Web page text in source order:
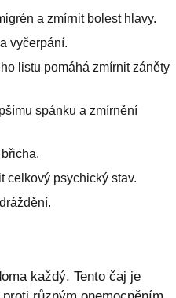
a zmírnit bolest hlavy.
vyčerpání.
listu pomáhá zmírnit záněty
spánku a zmírnění
celkový psychický stav.
každý. Tento čaj je